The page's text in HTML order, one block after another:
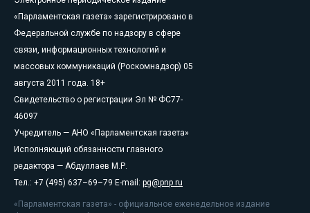
«Парламентская газета» зарегистрировано в
Федеральной службе по надзору в сфере
связи, информационных технологий и
массовых коммуникаций (Роскомнадзор) 05
августа 2011 года. 18+
Свидетельство о регистрации Эл № ФС77-
46097
Учредитель — АНО «Парламентская газета»
Исполняющий обязанности главного
редактора — Абдуллаев М.Р.
Тел.: +7 (495) 637–69–79 E-mail: pg@pnp.ru
«Парламентская газета» - официальное еженедельное издание